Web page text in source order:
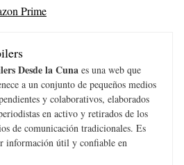
Prime
Desde la Cuna es una web que
a un conjunto de pequeños medios
y colaborativos, elaborados
en activo y retirados de los
de comunicación tradicionales. Es
información útil y confiable en